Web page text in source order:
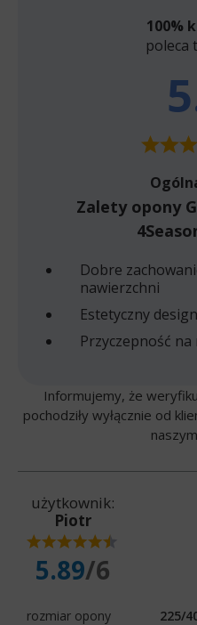
100%
poleca
Zalety opony
Dobre
nawierzchni
Estetyczny
Przyczepność
Informujemy, że
pochodziły wyłącznie od
użytkownik:
Piotr
5.89/6
rozmiar opony
225/